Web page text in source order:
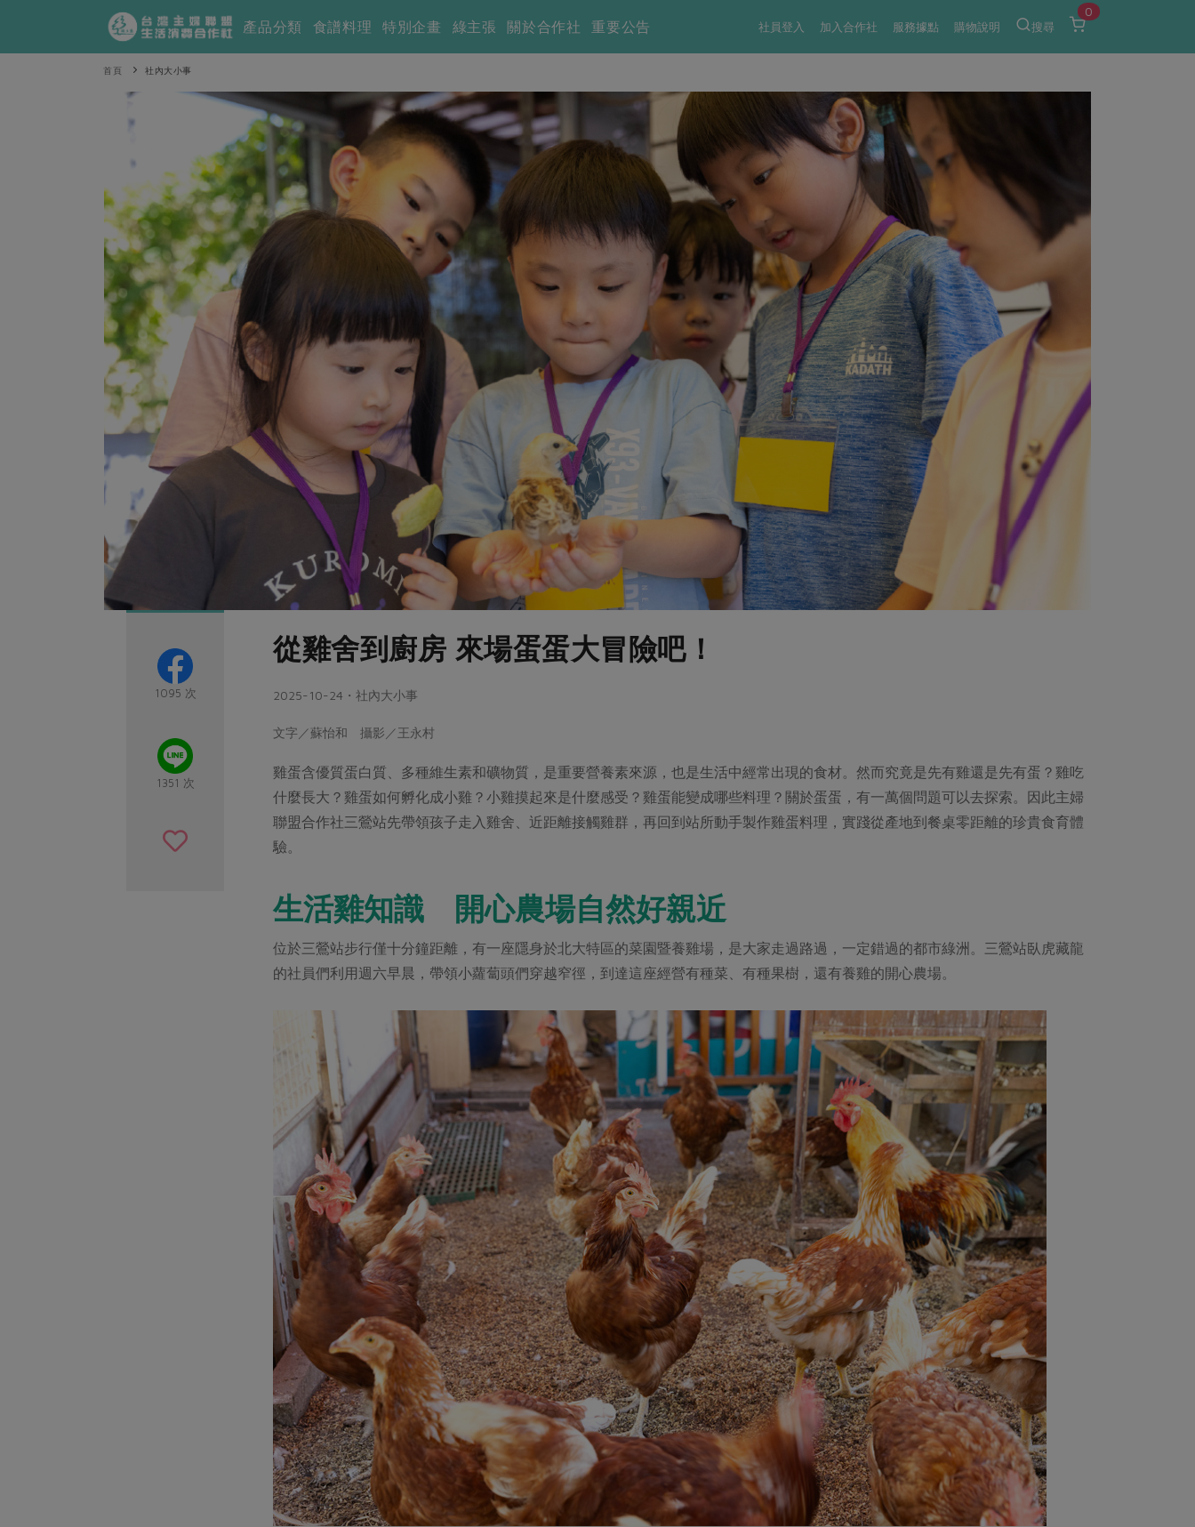
社員登入 加入合作社 服務據點 購物說明 搜尋
0
產品分類 食譜料理 特別企畫 綠主張 關於合作社 重要公告
首頁 社內大小事
1095 次
1351 次
從雞舍到廚房 來場蛋蛋大冒險吧！
2025-10-24・社內大小事
文字／蘇怡和 攝影／王永村
雞蛋含優質蛋白質、多種維生素和礦物質，是重要營養素來源，也是生活中經常出現的食材。然而究竟是先有雞還是先有蛋？雞吃
什麼長大？雞蛋如何孵化成小雞？小雞摸起來是什麼感受？雞蛋能變成哪些料理？關於蛋蛋，有一萬個問題可以去探索。因此主婦
聯盟合作社三鶯站先帶領孩子走入雞舍、近距離接觸雞群，再回到站所動手製作雞蛋料理，實踐從產地到餐桌零距離的珍貴食育體
驗。
生活雞知識 開心農場自然好親近
位於三鶯站步行僅十分鐘距離，有一座隱身於北大特區的菜園暨養雞場，是大家走過路過，一定錯過的都市綠洲。三鶯站臥虎藏龍
的社員們利用週六早晨，帶領小蘿蔔頭們穿越窄徑，到達這座經營有種菜、有種果樹，還有養雞的開心農場。